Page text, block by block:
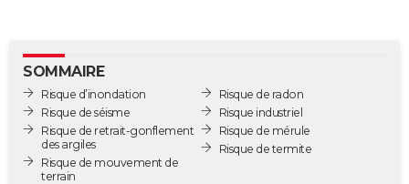
GUIDES D'ACHAT
BONS PLANS
CARTE DE VOEUX
Carte de Noël
Carte Bonne année
Carte Saint-Valentin
Carte Pâques
Carte d'anniversaire
DICTIONNAIRE
SOMMAIRE
Risque d’inondation
Risque de séisme
Risque de retrait-gonflement
des argiles
Risque de mouvement de
terrain
Risque de radon
Risque industriel
Risque de mérule
Risque de termite